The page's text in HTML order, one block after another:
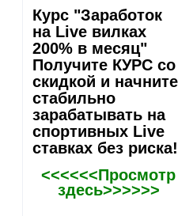
Курс "Заработок
на Live вилках
200% в месяц"
Получите КУРС со
скидкой и начните
стабильно
зарабатывать на
спортивных Live
ставках без риска!
<<<<<<Просмотр
здесь>>>>>>